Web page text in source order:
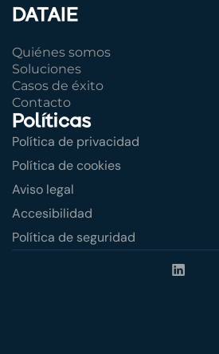
DATAIE
Quiénes somos
Soluciones
Casos de éxito
Contacto
Políticas
Política de privacidad
Política de cookies
Aviso legal
Accesibilidad
Política de seguridad